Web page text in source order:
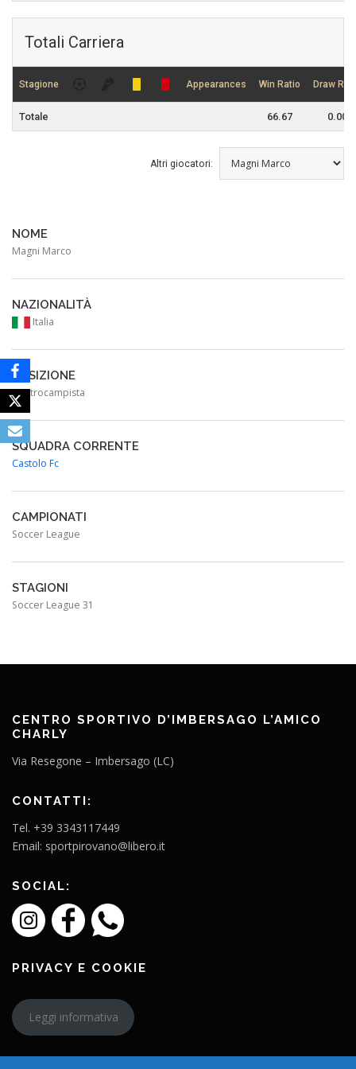
Totali Carriera
Stagione Appearances Win Ratio Draw
Totale 66.67 0.00
Altri giocatori:
NOME
Magni Marco
NAZIONALITÀ
Italia
POSIZIONE
Centrocampista
SQUADRA CORRENTE
Castolo Fc
CAMPIONATI
Soccer League
STAGIONI
Soccer League 31
CENTRO SPORTIVO D’IMBERSAGO L’AMICO
CHARLY
Via Resegone – Imbersago (LC)
CONTATTI:
Tel. +39 3343117449
Email: sportpirovano@libero.it
SOCIAL:
PRIVACY E COOKIE
Leggi informativa